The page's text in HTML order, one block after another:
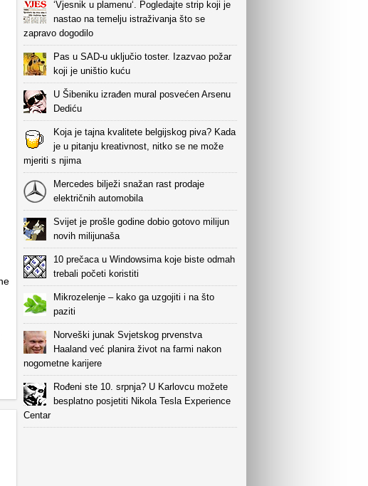
‘Vjesnik u plamenu‘. Pogledajte strip koji je
nastao na temelju istraživanja što se
zapravo dogodilo
Pas u SAD-u uključio toster. Izazvao požar
koji je uništio kuću
U Šibeniku izrađen mural posvećen Arsenu
Dediću
Koja je tajna kvalitete belgijskog piva? Kada
je u pitanju kreativnost, nitko se ne može
mjeriti s njima
Mercedes bilježi snažan rast prodaje
električnih automobila
Svijet je prošle godine dobio gotovo milijun
novih milijunaša
10 prečaca u Windowsima koje biste odmah
trebali početi koristiti
Mikrozelenje – kako ga uzgojiti i na što
paziti
Norveški junak Svjetskog prvenstva
Haaland već planira život na farmi nakon
nogometne karijere
Rođeni ste 10. srpnja? U Karlovcu možete
besplatno posjetiti Nikola Tesla Experience
Centar